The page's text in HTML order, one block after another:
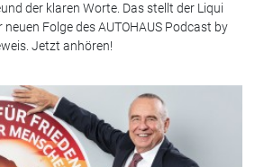
der klaren Worte. Das stellt der Liqui
Folge des AUTOHAUS Podcast by
Jetzt anhören!